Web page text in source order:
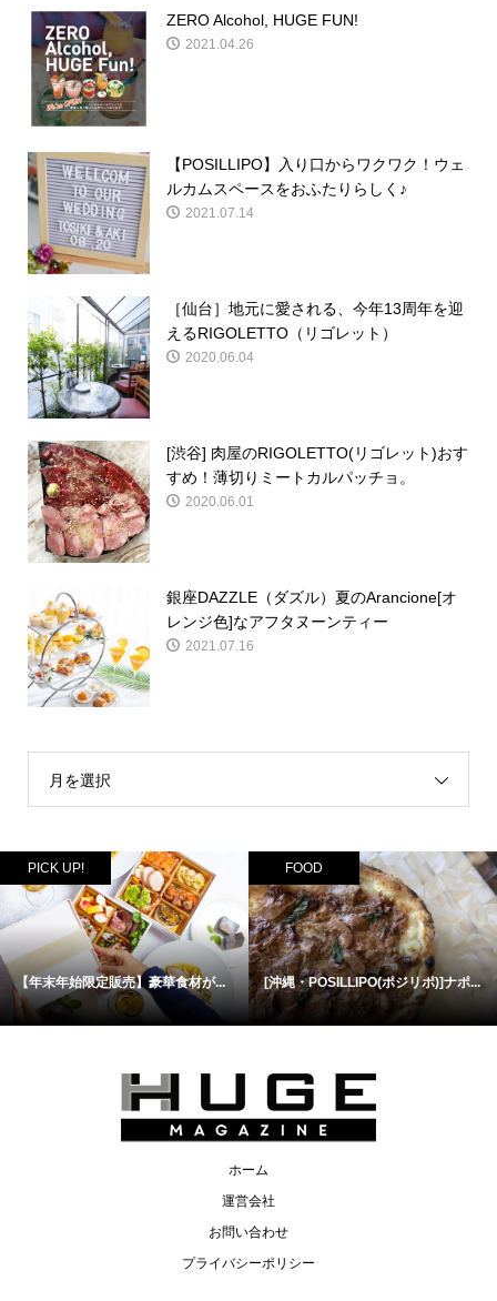
ZERO Alcohol, HUGE FUN!
2021.04.26
【POSILLIPO】入り口からワクワク！ウェ
ルカムスペースをおふたりらしく♪
2021.07.14
［仙台］地元に愛される、今年13周年を迎
えるRIGOLETTO（リゴレット）
2020.06.04
[渋谷] 肉屋のRIGOLETTO(リゴレット)おす
すめ！薄切りミートカルパッチョ。
2020.06.01
銀座DAZZLE（ダズル）夏のArancione[オ
レンジ色]なアフタヌーンティー
2021.07.16
月を選択
PICK UP!
【年末年始限定販売】豪華食材が...
FOOD
[沖縄・POSILLIPO(ポジリポ)]ナポ...
ホーム
運営会社
お問い合わせ
プライバシーポリシー